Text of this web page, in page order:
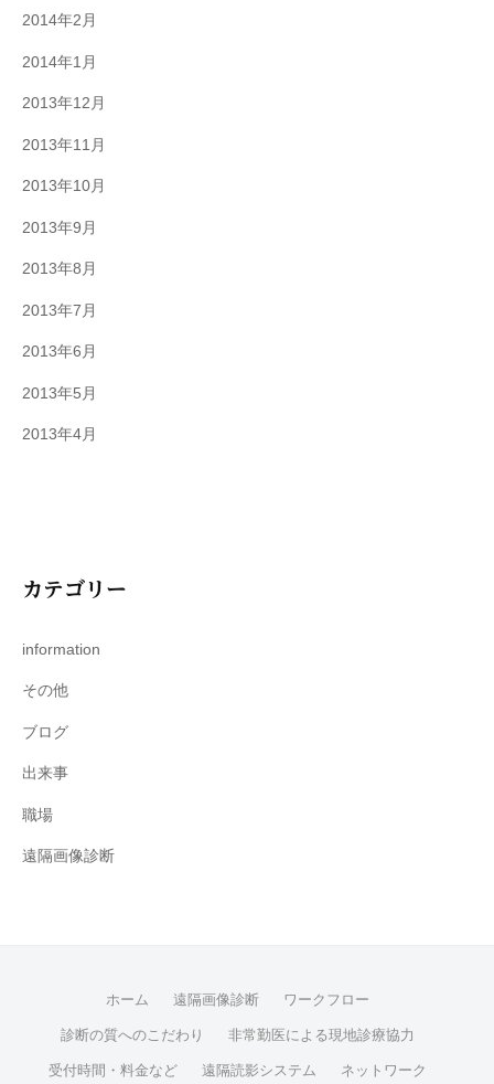
2014年2月
2014年1月
2013年12月
2013年11月
2013年10月
2013年9月
2013年8月
2013年7月
2013年6月
2013年5月
2013年4月
カテゴリー
information
その他
ブログ
出来事
職場
遠隔画像診断
ホーム 遠隔画像診断 ワークフロー
診断の質へのこだわり 非常勤医による現地診療協力
受付時間・料金など 遠隔読影システム ネットワーク